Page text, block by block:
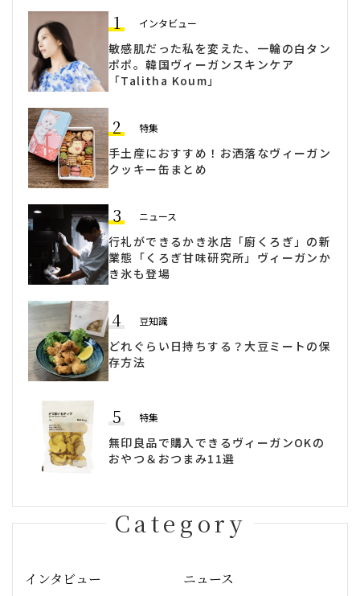
1 インタビュー
敏感肌だった私を変えた、一輪の白タン
ポポ。韓国ヴィーガンスキンケア
「Talitha Koum」
2 特集
手土産におすすめ！お洒落なヴィーガン
クッキー缶まとめ
3 ニュース
行礼ができるかき氷店「廚くろぎ」の新
業態「くろぎ甘味研究所」ヴィーガンか
き氷も登場
4 豆知識
どれぐらい日持ちする？大豆ミートの保
存方法
5 特集
無印良品で購入できるヴィーガンOKの
おやつ＆おつまみ11選
Category
インタビュー
ニュース